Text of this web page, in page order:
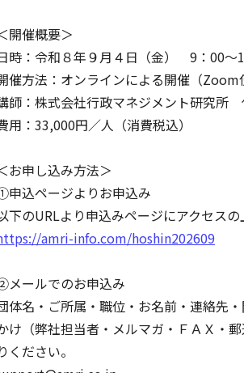
開催概要＞
時：令和８年９月４日（金） 9：00～
催方法：オンラインによる開催（Zoom
師：株式会社行政マネジメント研究
用：33,000円／人（消費税込）
お申し込み方法＞
申込ページよりお申込み
下のURLより申込みページにアクセスの
amri-info.com/hoshin202609
メールでのお申込み
体名・ご所属・職位・お名前・連絡先
け（弊社担当者・メルマガ・ＦＡＸ・
ください。